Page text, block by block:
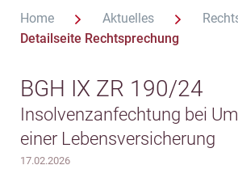
Home Aktuelles
Detailseite Rechtsprechung
BGH IX ZR 190/24
Insolvenzanfechtung bei
einer Lebensversicherung
17.02.2026